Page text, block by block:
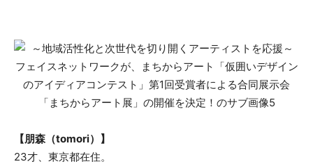
【朋森（tomori）】
23才、東京都在住。